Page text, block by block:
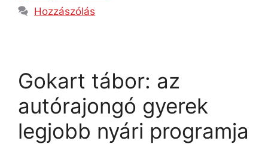
Hozzászólás
Gokart tábor: az
autórajongó gyerek
legjobb nyári programja